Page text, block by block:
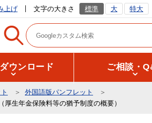
上げ 文字の大きさ 標準 大 特大
ウンロード ご相談・
外国語版パンフレット
生年金保険料等の猶予制度の概要）